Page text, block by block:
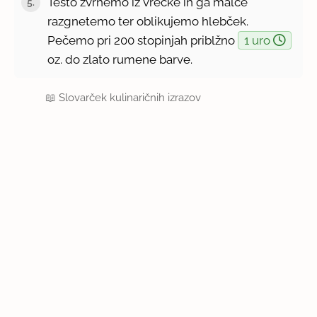
razgnetemo ter oblikujemo hlebček.
Pečemo pri 200 stopinjah priblžno
1 uro
oz. do zlato rumene barve.
📖Slovarček kulinaričnih izrazov